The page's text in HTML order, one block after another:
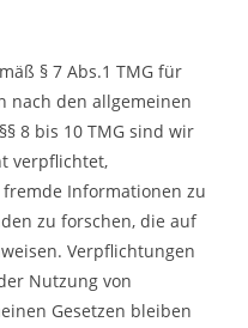
§ 7 Abs.1 TMG für
nach den allgemeinen
8 bis 10 TMG sind wir
verpflichtet,
Informationen zu
zu forschen, die auf
Verpflichtungen
Nutzung von
Gesetzen bleiben